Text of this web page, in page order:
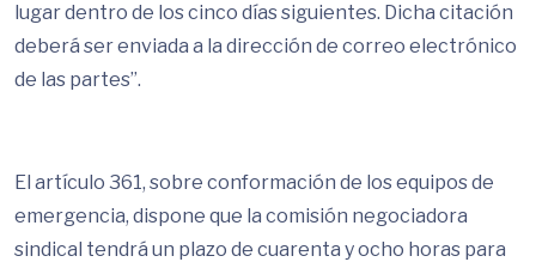
lugar dentro de los cinco días siguientes. Dicha citación
deberá ser enviada a la dirección de correo electrónico
de las partes”.
El artículo 361, sobre conformación de los equipos de
emergencia, dispone que la comisión negociadora
sindical tendrá un plazo de cuarenta y ocho horas para